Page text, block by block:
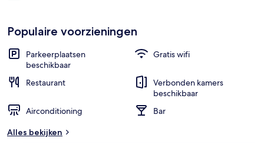
Populaire voorzieningen
Parkeerplaatsen
beschikbaar
Gratis wifi
Restaurant
Verbonden kamers
beschikbaar
Airconditioning
Bar
Alles bekijken